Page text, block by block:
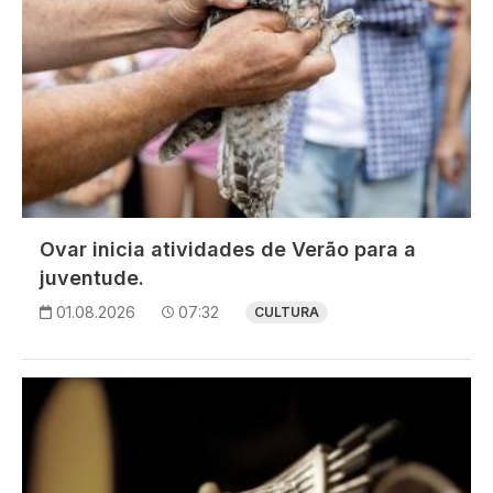
Ovar inicia atividades de Verão para a
juventude.
01.08.2026 07:32 CULTURA
Imagem